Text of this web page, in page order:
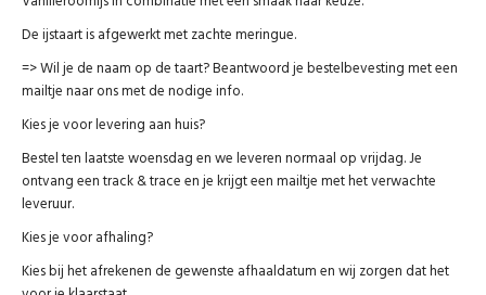
De ijstaart is afgewerkt met zachte meringue.
=> Wil je de naam op de taart? Beantwoord je bestelbevesting met een
mailtje naar ons met de nodige info.
Kies je voor levering aan huis?
Bestel ten laatste woensdag en we leveren normaal op vrijdag. Je
ontvang een track & trace en je krijgt een mailtje met het verwachte
leveruur.
Kies je voor afhaling?
Kies bij het afrekenen de gewenste afhaaldatum en wij zorgen dat het